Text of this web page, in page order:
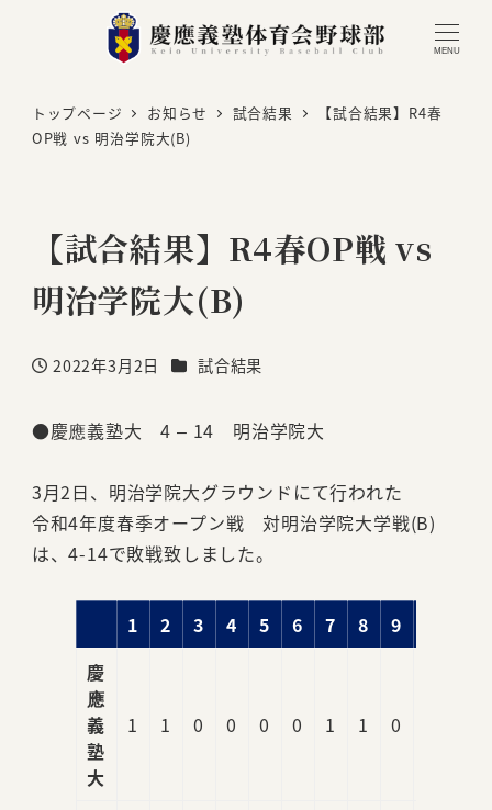
MENU
トップページ お知らせ 試合結果
【試合結果】R4春
OP戦 vs 明治学院大(B)
【試合結果】R4春OP戦 vs
明治学院大(B)
投稿日
2022年3月2日 カテゴリー
試合結果
●慶應義塾大 4 – 14 明治学院大
3月2日、明治学院大グラウンドにて行われた
令和4年度春季オープン戦 対明治学院大学戦(B)
は、4-14で敗戦致しました。
1 2 3 4 5 6 7 8 9
慶
應
義
塾
大
1 1 0 0 0 0 1 1 0